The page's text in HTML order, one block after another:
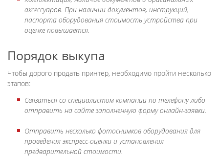
аксессуаров. При наличии документов, инструкций,
паспорта оборудования стоимость устройства при
оценке повышается.
Порядок выкупа
Чтобы дорого продать принтер, необходимо пройти несколько
этапов:
Связаться со специалистом компании по телефону либо
отправить на сайте заполненную форму онлайн-заявки.
Отправить несколько фотоснимков оборудования для
проведения экспресс-оценки и установления
предварительной стоимости.